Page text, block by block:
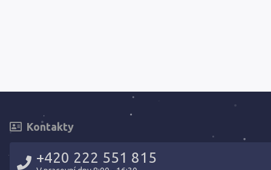
Kontakty
+420 222 551 815